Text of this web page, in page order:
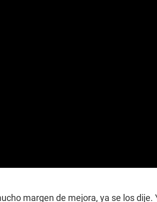
margen de mejora, ya se los dije.